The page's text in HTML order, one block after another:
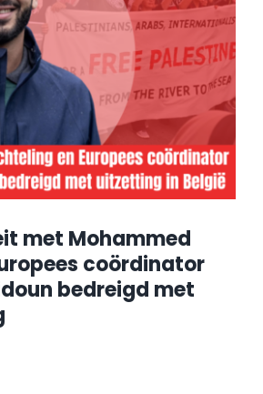
met Mohammed
coördinator
bedreigd met